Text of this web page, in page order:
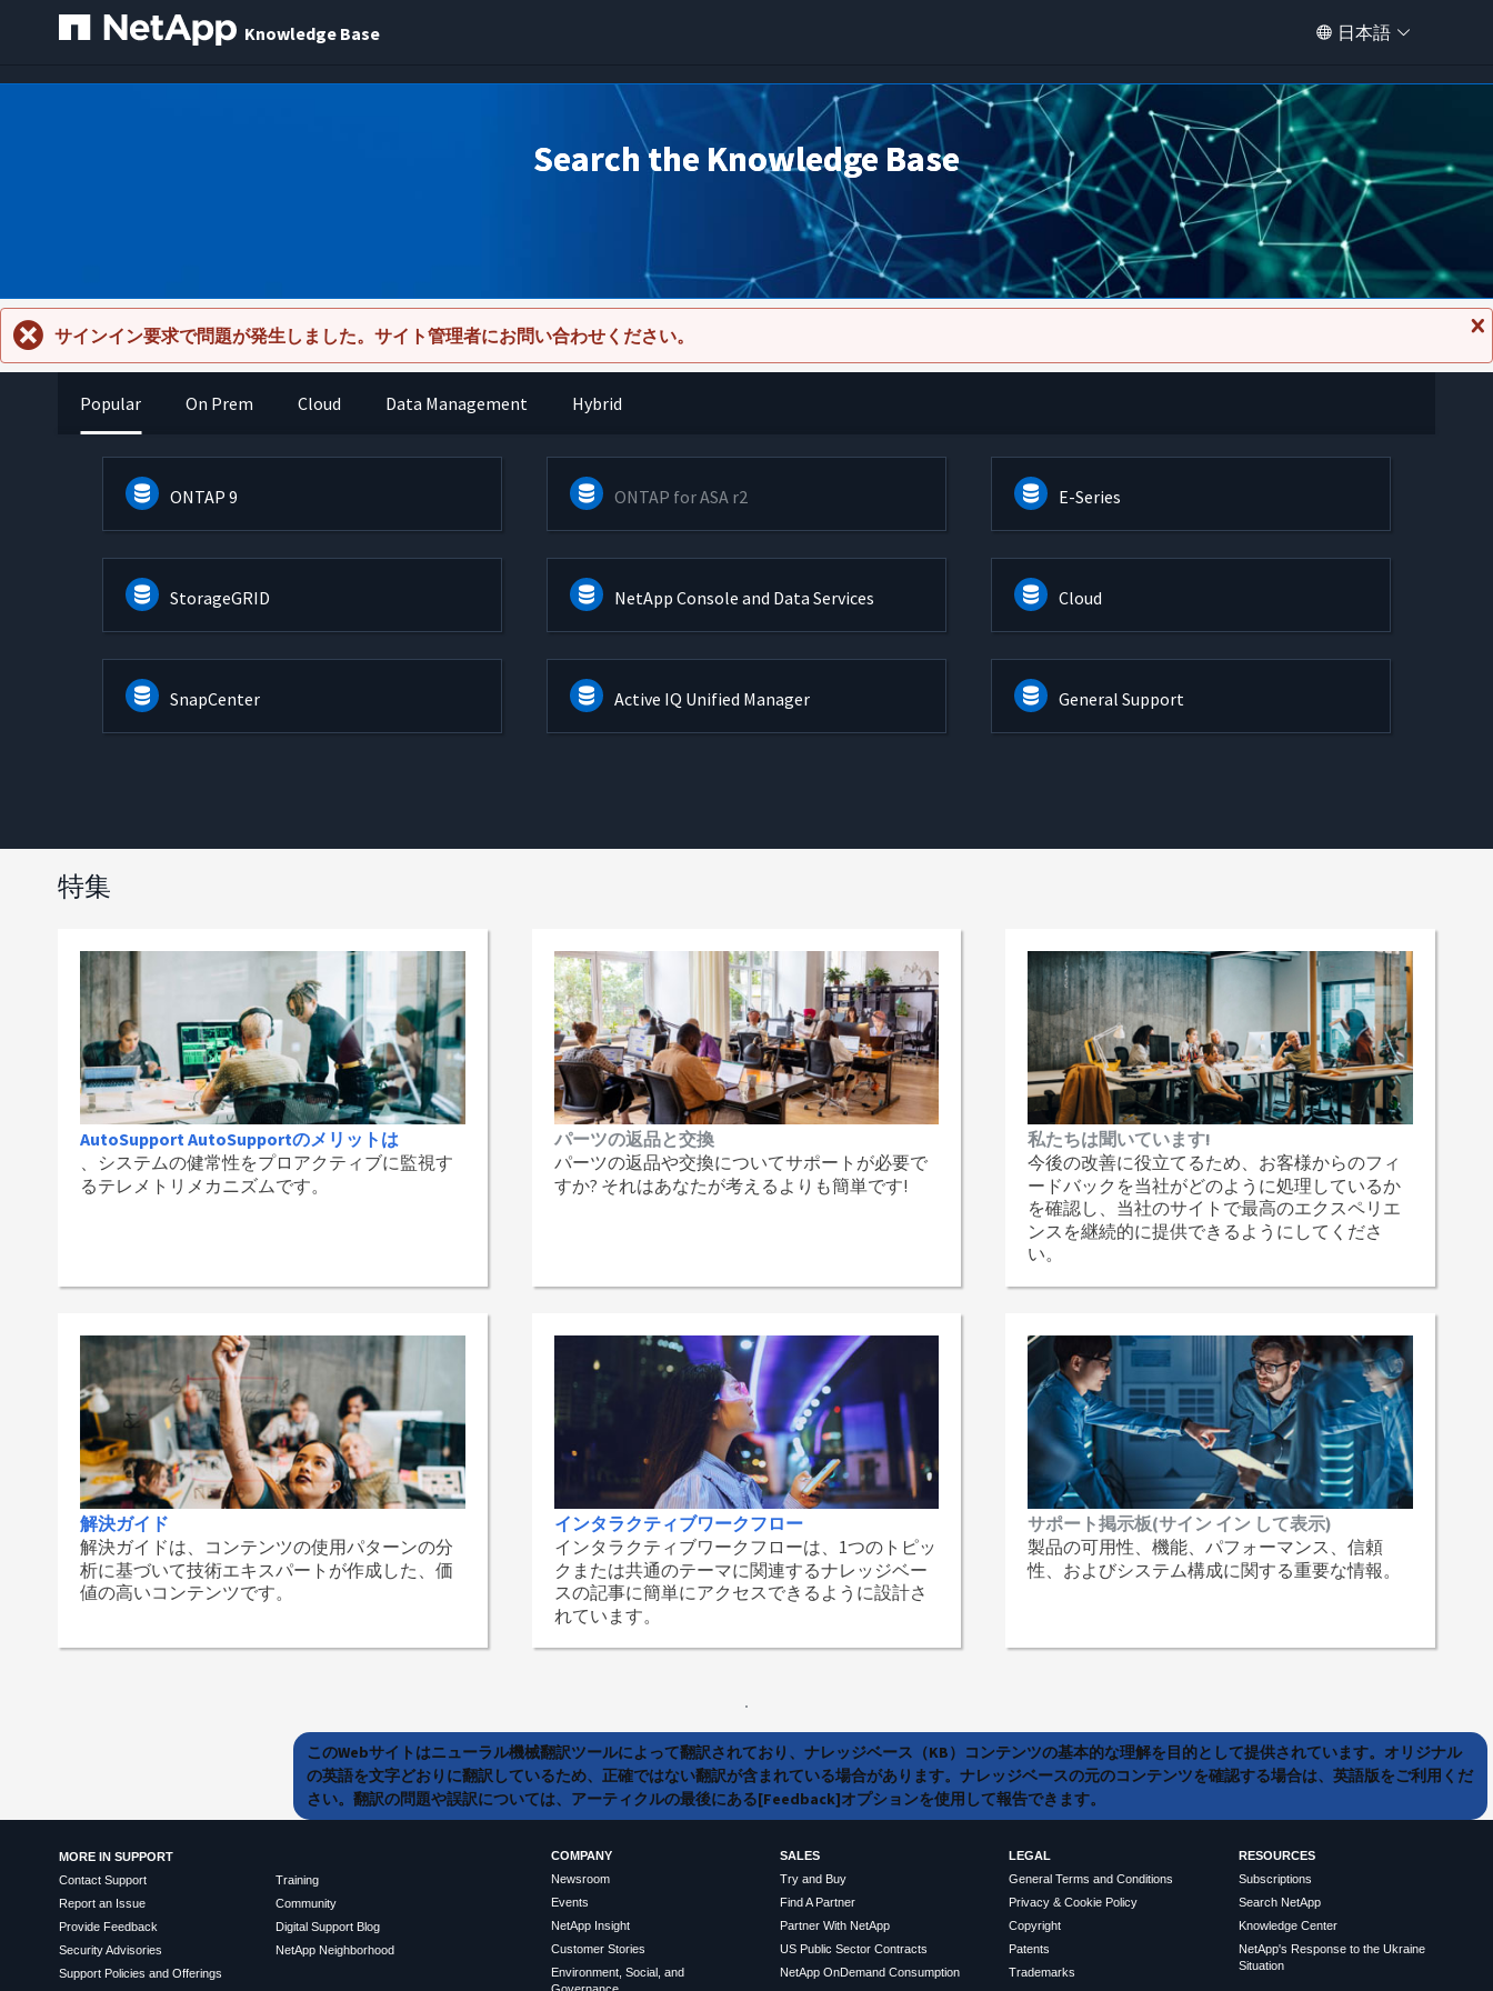
Knowledge Base 日本語
Search the Knowledge Base
メ
ッ
サインイン要求で問題が発生しました。サイト管理者にお問い合わせください。
Popular On Prem Cloud Data Management Hybrid
ONTAP 9 ONTAP for ASA r2 E-Series
StorageGRID NetApp Console and Data Services Cloud
SnapCenter Active IQ Unified Manager General Support
特集
AutoSupport AutoSupportのメリットは
、システムの健常性をプロアクティブに監視す
るテレメトリメカニズムです。
パーツの返品と交換
パーツの返品や交換についてサポートが必要で
すか? それはあなたが考えるよりも簡単です!
私たちは聞いています!
今後の改善に役立てるため、お客様からのフィ
ードバックを当社がどのように処理しているか
を確認し、当社のサイトで最高のエクスペリエ
ンスを継続的に提供できるようにしてくださ
い。
解決ガイド
解決ガイドは、コンテンツの使用パターンの分
析に基づいて技術エキスパートが作成した、価
値の高いコンテンツです。
インタラクティブワークフロー
インタラクティブワークフローは、1つのトピッ
クまたは共通のテーマに関連するナレッジベー
スの記事に簡単にアクセスできるように設計さ
れています。
サポート掲示板(サイン イン して表示)
製品の可用性、機能、パフォーマンス、信頼
性、およびシステム構成に関する重要な情報。
このWebサイトはニューラル機械翻訳ツールによって翻訳されており、ナレッジベース（KB）コンテンツの基本的な理解を目的として提供されています。オリジナル
の英語を文字どおりに翻訳しているため、正確ではない翻訳が含まれている場合があります。ナレッジベースの元のコンテンツを確認する場合は、英語版をご利用くだ
さい。翻訳の問題や誤訳については、アーティクルの最後にある[Feedback]オプションを使用して報告できます。
MORE IN SUPPORT
Contact Support
Report an Issue
Provide Feedback
Security Advisories
Support Policies and Offerings
Training
Community
Digital Support Blog
NetApp Neighborhood
COMPANY
Newsroom
Events
NetApp Insight
Customer Stories
Environment, Social, and
SALES
Try and Buy
Find A Partner
Partner With NetApp
US Public Sector Contracts
NetApp OnDemand Consumption
LEGAL
General Terms and Conditions
Privacy & Cookie Policy
Copyright
Patents
Trademarks
RESOURCES
Subscriptions
Search NetApp
Knowledge Center
NetApp's Response to the Ukraine
Situation